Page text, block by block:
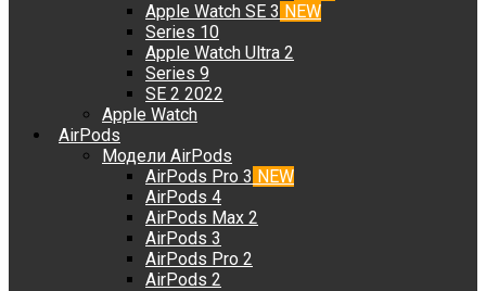
Apple Watch SE 3 NEW
Series 10
Apple Watch Ultra 2
Series 9
SE 2 2022
Apple Watch
AirPods
Модели AirPods
AirPods Pro 3 NEW
AirPods 4
AirPods Max 2
AirPods 3
AirPods Pro 2
AirPods 2